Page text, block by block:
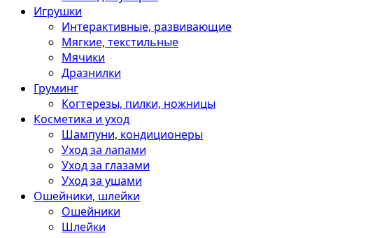
Игрушки
Интерактивные, развивающие
Мягкие, текстильные
Мячики
Дразнилки
Груминг
Когтерезы, пилки, ножницы
Косметика и уход
Шампуни, кондиционеры
Уход за лапами
Уход за глазами
Уход за ушами
Ошейники, шлейки
Ошейники
Шлейки